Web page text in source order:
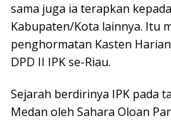
sama juga ia terapkan
Kabupaten/Kota lainnya. Itu
penghormatan Kasten
DPD II IPK se-Riau.
Sejarah berdirinya IPK pada
Medan oleh Sahara Oloan